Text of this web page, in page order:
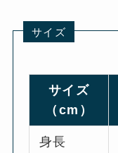
サイズ
サイズ
（cm）
身長